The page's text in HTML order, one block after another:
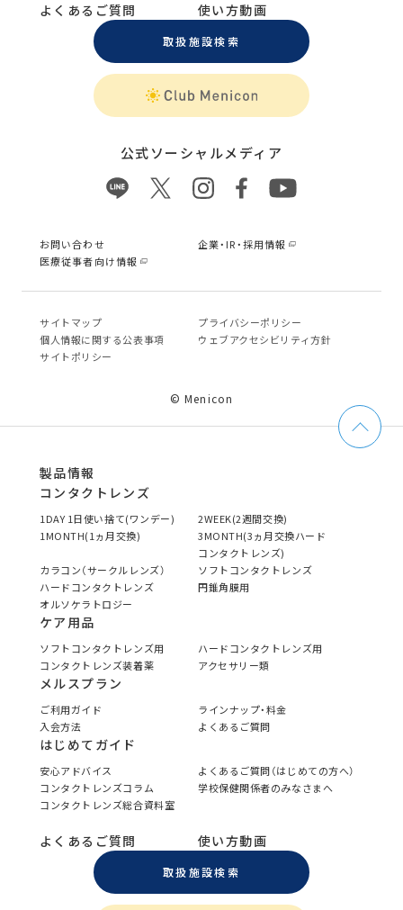
よくあるご質問 使い方動画
取扱施設検索
公式ソーシャルメディア
お問い合わせ
企業・IR・採用情報
医療従事者向け情報
サイトマップ
プライバシーポリシー
個⼈情報に関する公表事項
ウェブアクセシビリティ方針
サイトポリシー
© Menicon
製品情報
コンタクトレンズ
1DAY 1日使い捨て(ワンデー)
2WEEK(2週間交換)
1MONTH(1ヵ月交換)
3MONTH(3ヵ月交換ハード
コンタクトレンズ)
カラコン（サークルレンズ）
ソフトコンタクトレンズ
ハードコンタクトレンズ
円錐角膜用
オルソケラトロジー
ケア用品
ソフトコンタクトレンズ用
ハードコンタクトレンズ用
コンタクトレンズ装着薬
アクセサリー類
メルスプラン
ご利用ガイド
ラインナップ・料金
入会方法
よくあるご質問
はじめてガイド
安心アドバイス
よくあるご質問（はじめての方へ）
コンタクトレンズコラム
学校保健関係者のみなさまへ
コンタクトレンズ総合資料室
よくあるご質問 使い方動画
取扱施設検索